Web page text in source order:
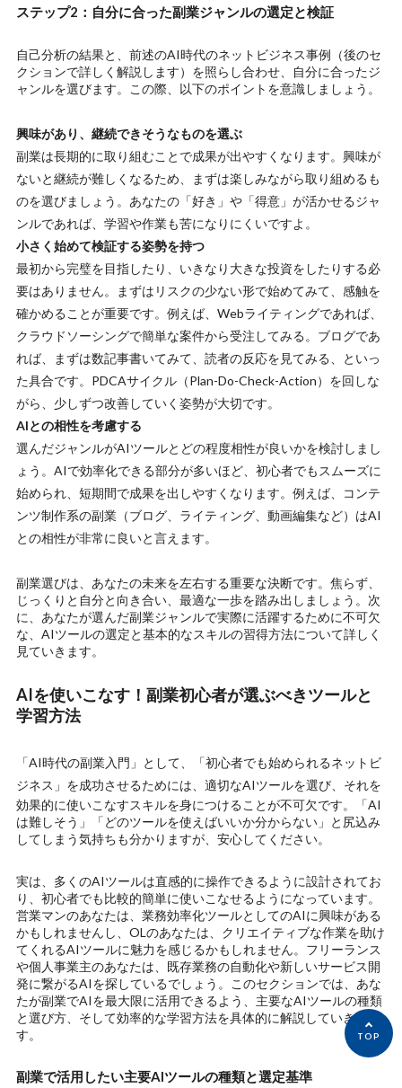
ステップ2：自分に合った副業ジャンルの選定と検証
自己分析の結果と、前述のAI時代のネットビジネス事例（後のセ
クションで詳しく解説します）を照らし合わせ、自分に合ったジ
ャンルを選びます。この際、以下のポイントを意識しましょう。
興味があり、継続できそうなものを選ぶ
副業は長期的に取り組むことで成果が出やすくなります。興味が
ないと継続が難しくなるため、まずは楽しみながら取り組めるも
のを選びましょう。あなたの「好き」や「得意」が活かせるジャ
ンルであれば、学習や作業も苦になりにくいですよ。
小さく始めて検証する姿勢を持つ
最初から完璧を目指したり、いきなり大きな投資をしたりする必
要はありません。まずはリスクの少ない形で始めてみて、感触を
確かめることが重要です。例えば、Webライティングであれば、
クラウドソーシングで簡単な案件から受注してみる。ブログであ
れば、まずは数記事書いてみて、読者の反応を見てみる、といっ
た具合です。PDCAサイクル（Plan-Do-Check-Action）を回しな
がら、少しずつ改善していく姿勢が大切です。
AIとの相性を考慮する
選んだジャンルがAIツールとどの程度相性が良いかを検討しまし
ょう。AIで効率化できる部分が多いほど、初心者でもスムーズに
始められ、短期間で成果を出しやすくなります。例えば、コンテ
ンツ制作系の副業（ブログ、ライティング、動画編集など）はAI
との相性が非常に良いと言えます。
副業選びは、あなたの未来を左右する重要な決断です。焦らず、
じっくりと自分と向き合い、最適な一歩を踏み出しましょう。次
に、あなたが選んだ副業ジャンルで実際に活躍するために不可欠
な、AIツールの選定と基本的なスキルの習得方法について詳しく
見ていきます。
AIを使いこなす！副業初心者が選ぶべきツールと
学習方法
「AI時代の副業入門」 として、
「初心者でも始められるネットビ
ジネス」 を成功させるためには、適切なAIツールを選び、それを
効果的に使いこなすスキルを身につけることが不可欠です。「AI
は難しそう」「どのツールを使えばいいか分からない」と尻込み
してしまう気持ちも分かりますが、安心してください。
実は、多くのAIツールは直感的に操作できるように設計されてお
り、初心者でも比較的簡単に使いこなせるようになっています。
営業マンのあなたは、業務効率化ツールとしてのAIに興味がある
かもしれませんし、OLのあなたは、クリエイティブな作業を助け
てくれるAIツールに魅力を感じるかもしれません。フリーランス
や個人事業主のあなたは、既存業務の自動化や新しいサービス開
発に繋がるAIを探しているでしょう。このセクションでは、あな
たが副業でAIを最大限に活用できるよう、主要なAIツールの種類
と選び方、そして効率的な学習方法を具体的に解説していきま
す。
副業で活用したい主要AIツールの種類と選定基準